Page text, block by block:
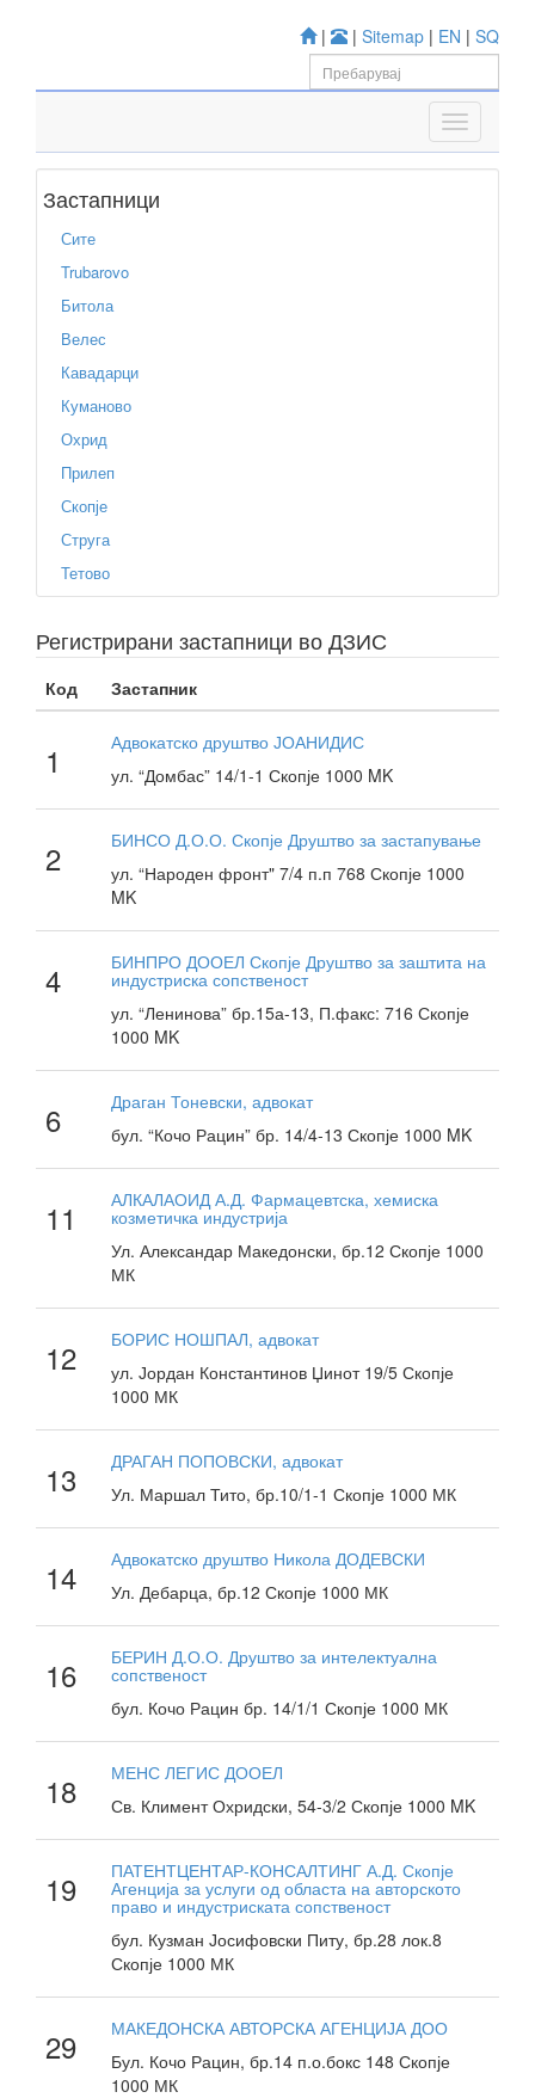
| | Sitemap | EN | SQ
Застапници
Сите
Trubarovo
Битола
Велес
Кавадарци
Куманово
Охрид
Прилеп
Скопје
Струга
Тетово
Регистрирани застапници во ДЗИС
Код Застапник
1
Адвокатско друштво ЈОАНИДИС
ул. “Домбас” 14/1-1 Скопје 1000 MK
2
БИНСО Д.О.О. Скопје Друштво за застапување
ул. “Народен фронт" 7/4 п.п 768 Скопје 1000
MK
4 БИНПРО ДООЕЛ Скопје Друштво за заштита на
индустриска сопственост
ул. “Ленинова” бр.15а-13, П.факс: 716 Скопје
1000 MK
6
Драган Тоневски, адвокат
бул. “Кочо Рацин” бр. 14/4-13 Скопје 1000 MK
11 АЛКАЛАОИД А.Д. Фармацевтска, хемиска
козметичка индустрија
Ул. Александар Македонски, бр.12 Скопје 1000
МК
12
БОРИС НОШПАЛ, адвокат
ул. Јордан Константинов Џинот 19/5 Скопје
1000 МК
13
ДРАГАН ПОПОВСКИ, адвокат
Ул. Маршал Тито, бр.10/1-1 Скопје 1000 МК
14
Адвокатско друштво Никола ДОДЕВСКИ
Ул. Дебарца, бр.12 Скопје 1000 МК
16 БЕРИН Д.О.О. Друштво за интелектуална
сопственост
бул. Кочо Рацин бр. 14/1/1 Скопје 1000 МК
18
МЕНС ЛЕГИС ДООЕЛ
Св. Климент Охридски, 54-3/2 Скопје 1000 MK
19 ПАТЕНТЦЕНТАР-КОНСАЛТИНГ А.Д. Скопје
Агенција за услуги од областа на авторското
право и индустриската сопственост
бул. Кузман Јосифовски Питу, бр.28 лок.8
Скопје 1000 МК
29
МАКЕДОНСКА АВТОРСКА АГЕНЦИЈА ДОО
Бул. Кочо Рацин, бр.14 п.о.бокс 148 Скопје
1000 МК